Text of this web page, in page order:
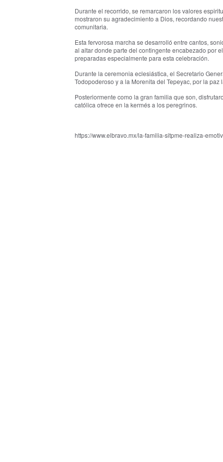
Durante el recorrido, se remarcaron los valores
mostraron su agradecimiento a Dios, recordando
comunitaria.
Esta fervorosa marcha se desarrolló entre cantos,
al altar donde parte del contingente encabezado por
preparadas especialmente para esta celebración.
Durante la ceremonia eclesiástica, el Secretario
Todopoderoso y a la Morenita del Tepeyac, por la
Posteriormente como la gran familia que son,
católica ofrece en la kermés a los peregrinos.
https://www.elbravo.mx/la-familia-sitpme-realiza-